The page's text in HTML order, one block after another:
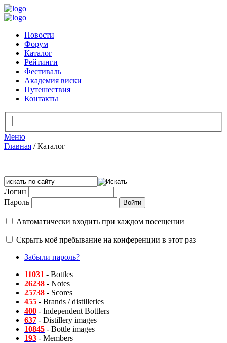
Новости
Форум
Каталог
Рейтинги
Фестиваль
Академия виски
Путешествия
Контакты
Меню
Главная /Каталог
Логин
Пароль
Автоматически входить при каждом посещении
Скрыть моё пребывание на конференции в этот раз
Забыли пароль?
11031 - Bottles
26238 - Notes
25738 - Scores
455 - Brands / distilleries
400 - Independent Bottlers
637 - Distillery images
10845 - Bottle images
193 - Members